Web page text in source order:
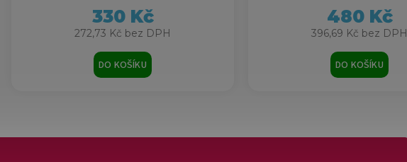
272,73 Kč bez DPH
330 Kč
DO KOŠÍKU
396,69 Kč bez DPH
480 Kč
DO KOŠÍKU